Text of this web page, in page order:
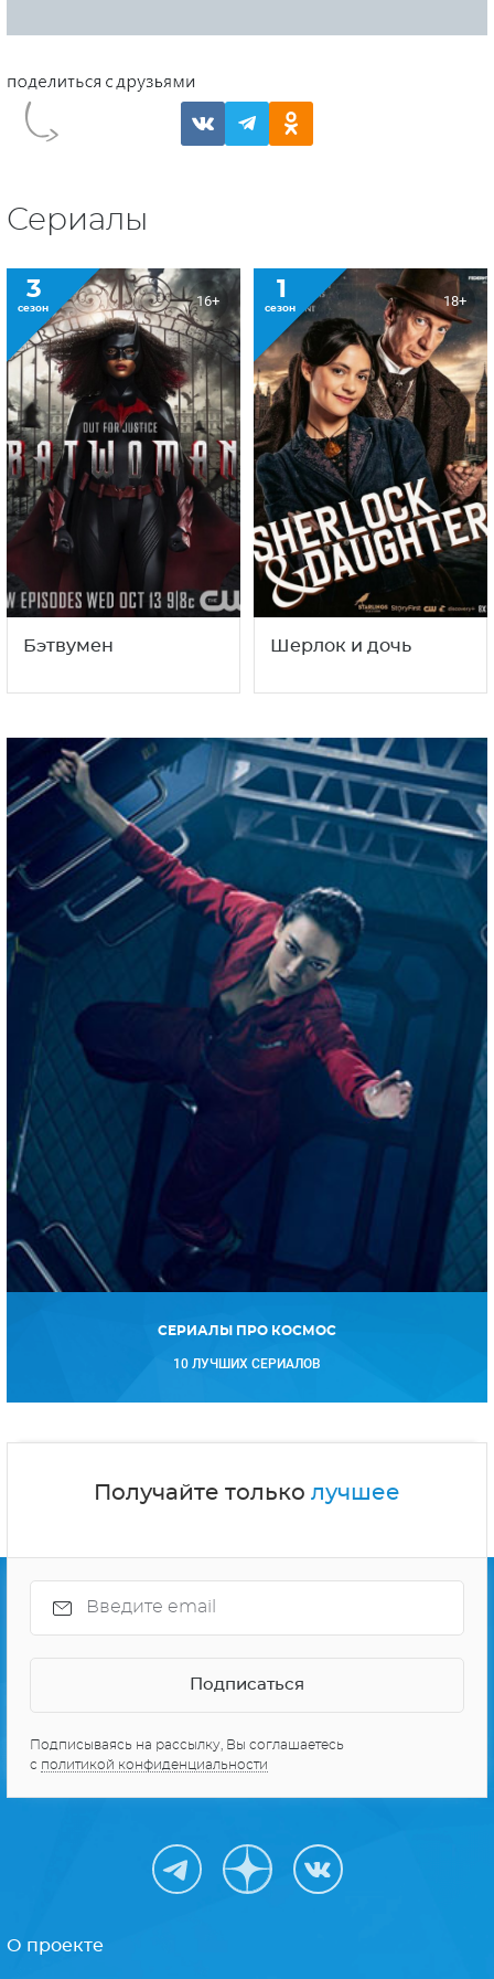
Сериалы
3
сезон 16+
Бэтвумен
1
сезон 18+
Шерлок и дочь
СЕРИАЛЫ ПРО КОСМОС
10 ЛУЧШИХ СЕРИАЛОВ
Получайте только лучшее
Подписываясь на рассылку, Вы соглашаетесь
с политикой конфиденциальности
О проекте